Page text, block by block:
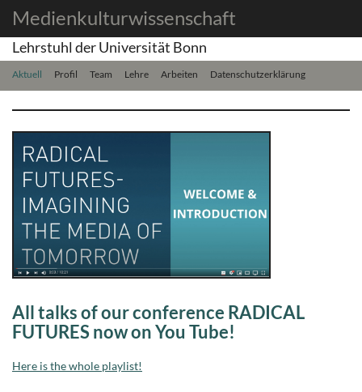
Medienkulturwissenschaft
Lehrstuhl der Universität Bonn
Aktuell Profil Team Lehre Arbeiten Datenschutzerklärung
All talks of our conference RADICAL
FUTURES now on You Tube!
Here is the whole playlist!